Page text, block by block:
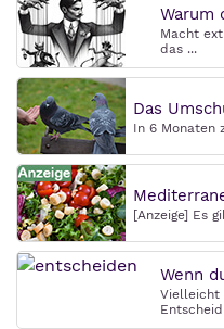
Warum
Macht
das ...
Das
In 6 Monaten
[Anzeige] Es
Wenn
Vielleicht